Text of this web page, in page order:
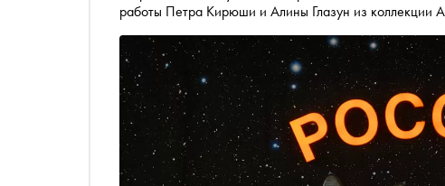
работы Петра Кирюши и Алины Глазун из коллекции
чем интересно для горожан